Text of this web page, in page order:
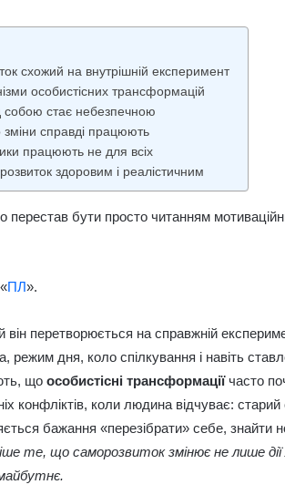
схожий на внутрішній експеримент
особистісних трансформацій
собою стає небезпечною
зміни справді працюють
працюють не для всіх
здоровим і реалістичним
перестав бути просто читанням
ПЛ».
перетворюється на справжній
режим дня, коло спілкування і навіть
що особистісні трансформаціїчасто
конфліктів, коли людина відчуває:
бажання «перезібрати» себе, знайти
те, що саморозвиток змінює не лише